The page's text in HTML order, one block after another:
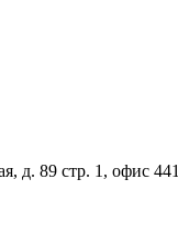
д. 89 стр. 1, офис 441